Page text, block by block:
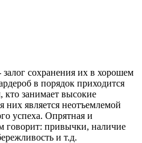
сохранения их в хорошем
в порядок приходится
кто занимает высокие
является неотъемлемой
успеха. Опрятная и
говорит: привычки, наличие
и т.д.